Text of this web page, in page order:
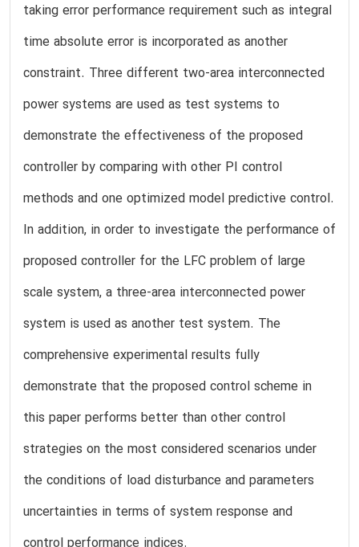
taking error performance requirement such as integral
time absolute error is incorporated as another
constraint. Three different two-area interconnected
power systems are used as test systems to
demonstrate the effectiveness of the proposed
controller by comparing with other PI control
methods and one optimized model predictive control.
In addition, in order to investigate the performance of
proposed controller for the LFC problem of large
scale system, a three-area interconnected power
system is used as another test system. The
comprehensive experimental results fully
demonstrate that the proposed control scheme in
this paper performs better than other control
strategies on the most considered scenarios under
the conditions of load disturbance and parameters
uncertainties in terms of system response and